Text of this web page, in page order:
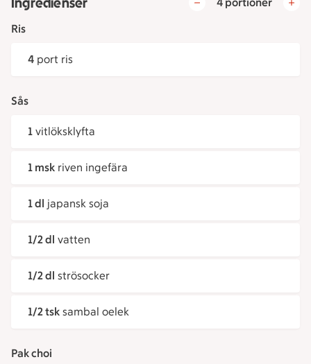
Ris
4 port ris
Sås
1 vitlöksklyfta
1 msk riven ingefära
1 dl japansk soja
1/2 dl vatten
1/2 dl strösocker
1/2 tsk sambal oelek
Pak choi